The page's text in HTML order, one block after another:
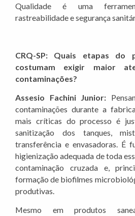
Qualidade é uma
rastreabilidade e segurança
CRQ-SP: Quais etapas do
costumam exigir maior
contaminações?
Assesio Fachini Junior:
contaminações durante a
mais críticas do processo é
sanitização dos tanques,
transferência e envasadoras. É
higienização adequada de toda
contaminação cruzada e,
formação de biofilmes
produtivas.
Mesmo em produtos